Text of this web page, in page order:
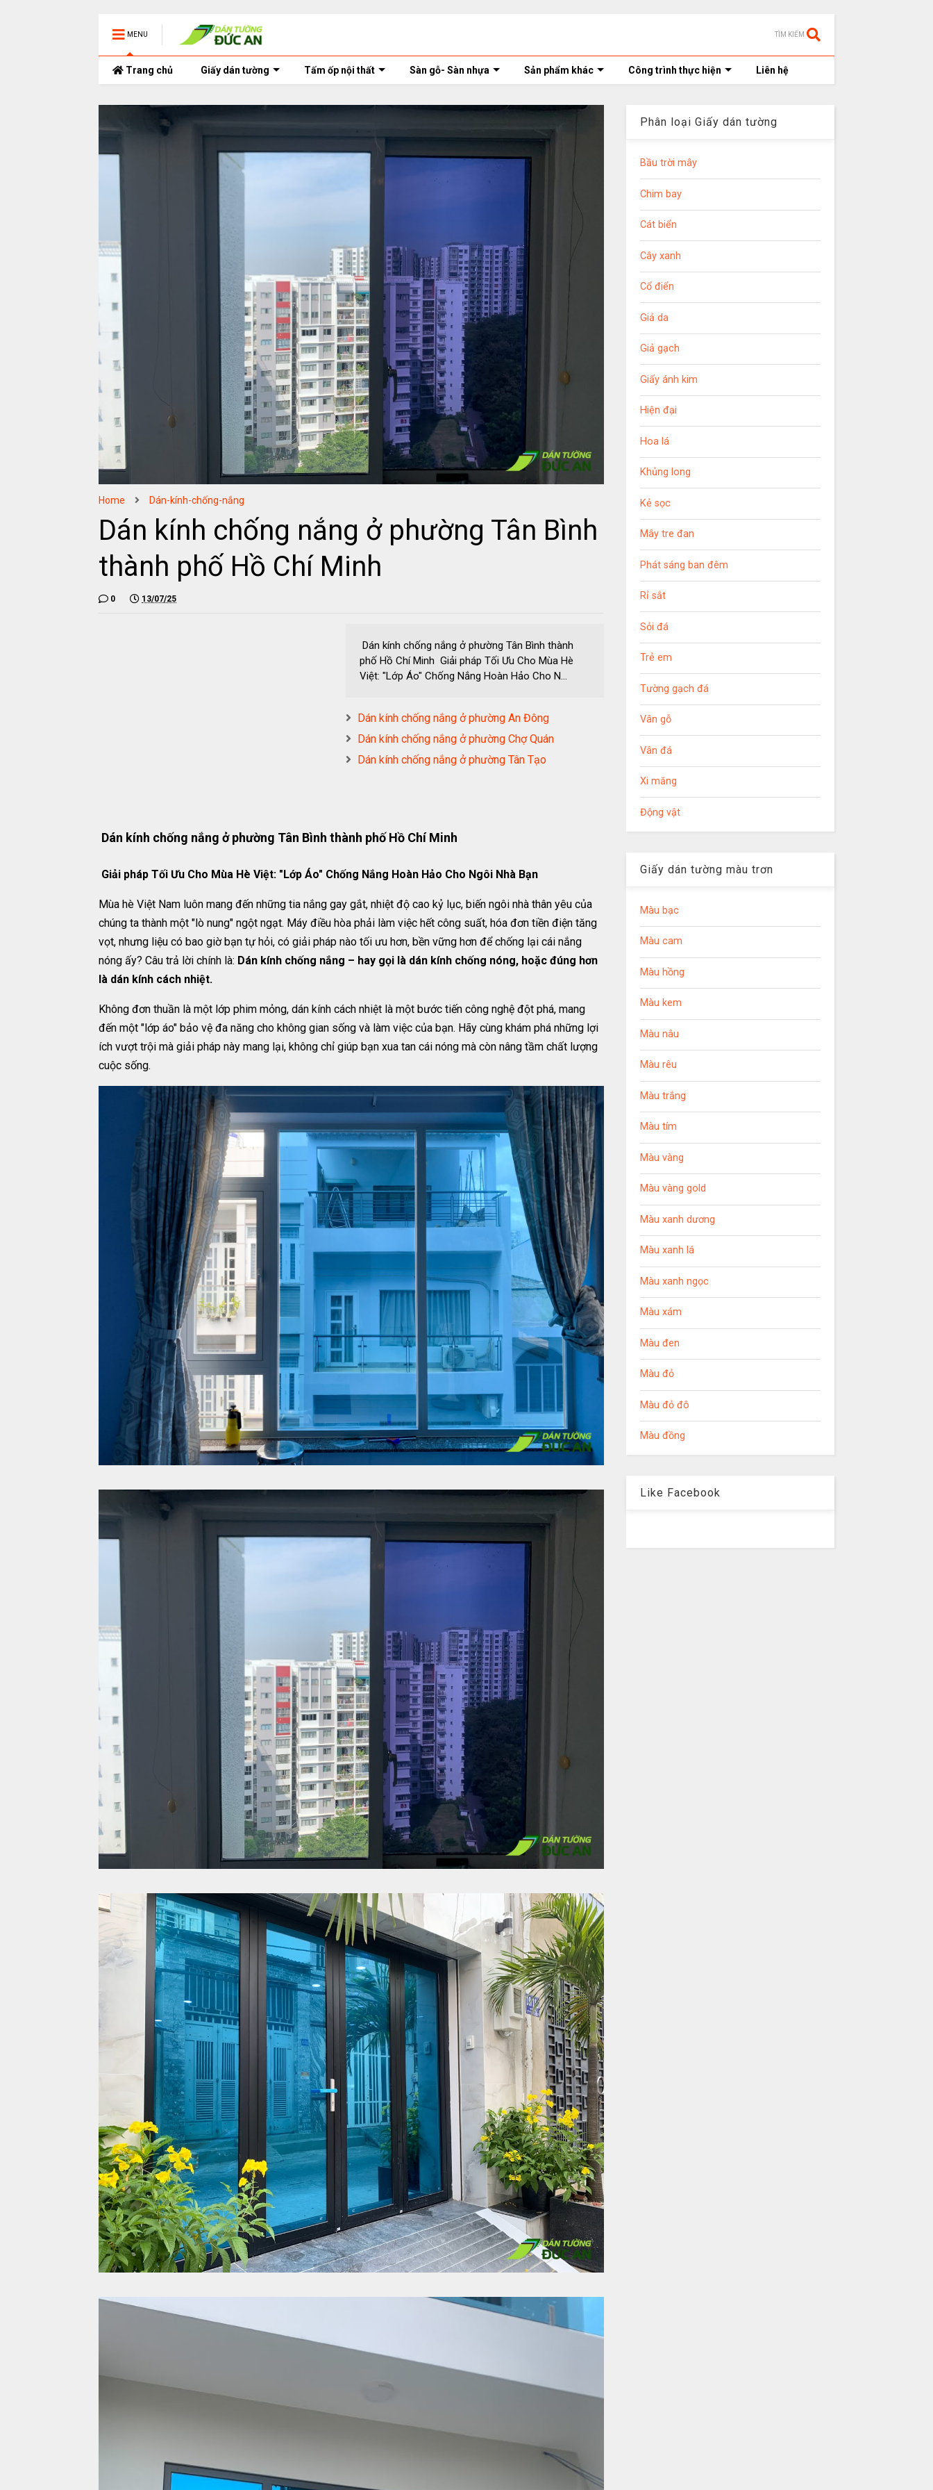
MENU TÌM KIẾM
Trang chủ Giấy dán tường Tấm ốp nội thất Sàn gỗ- Sàn nhựa Sản phẩm khác Công trình thực hiện Liên hệ
Home Dán-kính-chống-nắng
Dán kính chống nắng ở phường Tân Bình
thành phố Hồ Chí Minh
0 13/07/25
Dán kính chống nắng ở phường Tân Bình thành
phố Hồ Chí Minh Giải pháp Tối Ưu Cho Mùa Hè
Việt: "Lớp Áo" Chống Nắng Hoàn Hảo Cho N...
Dán kính chống nắng ở phường An Đông
Dán kính chống nắng ở phường Chợ Quán
Dán kính chống nắng ở phường Tân Tạo
Dán kính chống nắng ở phường Tân Bình thành phố Hồ Chí Minh
Giải pháp Tối Ưu Cho Mùa Hè Việt: "Lớp Áo" Chống Nắng Hoàn Hảo Cho Ngôi Nhà Bạn
Mùa hè Việt Nam luôn mang đến những tia nắng gay gắt, nhiệt độ cao kỷ lục, biến ngôi nhà thân yêu của
chúng ta thành một "lò nung" ngột ngạt. Máy điều hòa phải làm việc hết công suất, hóa đơn tiền điện tăng
vọt, nhưng liệu có bao giờ bạn tự hỏi, có giải pháp nào tối ưu hơn, bền vững hơn để chống lại cái nắng
nóng ấy? Câu trả lời chính là: Dán kính chống nắng – hay gọi là dán kính chống nóng, hoặc đúng hơn
là dán kính cách nhiệt.
Không đơn thuần là một lớp phim mỏng, dán kính cách nhiệt là một bước tiến công nghệ đột phá, mang
đến một "lớp áo" bảo vệ đa năng cho không gian sống và làm việc của bạn. Hãy cùng khám phá những lợi
ích vượt trội mà giải pháp này mang lại, không chỉ giúp bạn xua tan cái nóng mà còn nâng tầm chất lượng
cuộc sống.
Phân loại Giấy dán tường
Bầu trời mây
Chim bay
Cát biển
Cây xanh
Cổ điển
Giả da
Giả gạch
Giấy ánh kim
Hiện đại
Hoa lá
Khủng long
Kẻ sọc
Mây tre đan
Phát sáng ban đêm
Rỉ sắt
Sỏi đá
Trẻ em
Tường gạch đá
Vân gỗ
Vân đá
Xi măng
Động vật
Giấy dán tường màu trơn
Màu bạc
Màu cam
Màu hồng
Màu kem
Màu nâu
Màu rêu
Màu trắng
Màu tím
Màu vàng
Màu vàng gold
Màu xanh dương
Màu xanh lá
Màu xanh ngọc
Màu xám
Màu đen
Màu đỏ
Màu đỏ đô
Màu đồng
Like Facebook